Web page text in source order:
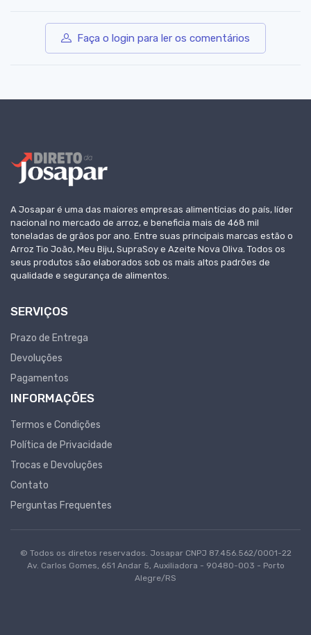
Faça o login para ler os comentários
A Josapar é uma das maiores empresas alimentícias do país, líder
nacional no mercado de arroz, e beneficia mais de 468 mil
toneladas de grãos por ano. Entre suas principais marcas estão o
Arroz Tio João, Meu Biju, SupraSoy e Azeite Nova Oliva. Todos os
seus produtos são elaborados sob os mais altos padrões de
qualidade e segurança de alimentos.
SERVIÇOS
Prazo de Entrega
Devoluções
Pagamentos
INFORMAÇÕES
Termos e Condições
Política de Privacidade
Trocas e Devoluções
Contato
Perguntas Frequentes
© Todos os diretos reservados. Josapar CNPJ 87.456.562/0001-22
Av. Carlos Gomes, 651 Andar 5, Auxiliadora - 90480-003 - Porto
Alegre/RS